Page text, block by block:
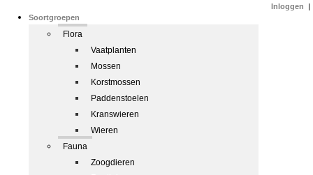
Soortgroepen
Flora
Vaatplanten
Mossen
Korstmossen
Paddenstoelen
Kranswieren
Wieren
Fauna
Zoogdieren
Inloggen |